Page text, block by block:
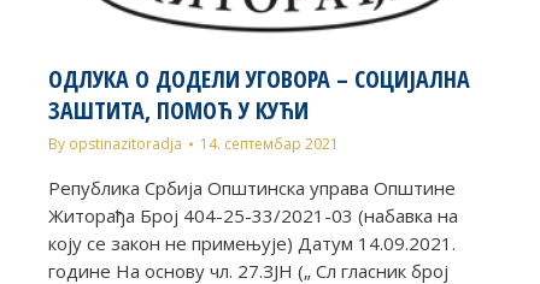
ОДЛУКА О ДОДЕЛИ УГОВОРА – СОЦИЈАЛНА
ЗАШТИТА, ПОМОЋ У КУЋИ
By opstinazitoradja 14. септембар 2021
Република Србија Општинска управа Општине
Житорађа Број 404-25-33/2021-03 (набавка на
коју се закон не примењује) Датум 14.09.2021.
године На основу чл. 27.ЗЈН („ Сл гласник број